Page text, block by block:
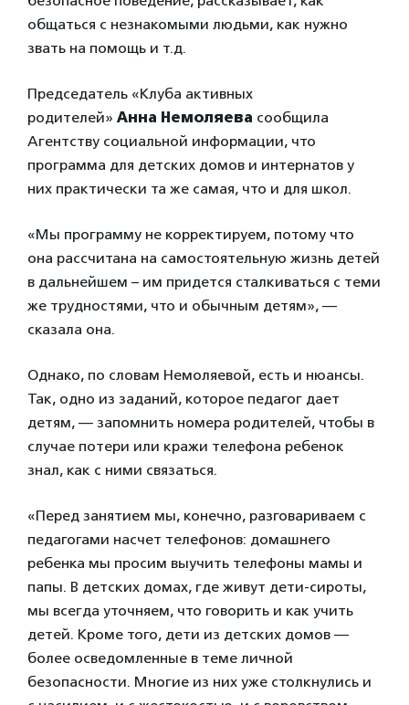
общаться с незнакомыми людьми, как нужно
звать на помощь и т.д.
Председатель «Клуба активных
родителей» Анна Немоляева сообщила
Агентству социальной информации, что
программа для детских домов и интернатов у
них практически та же самая, что и для школ.
«Мы программу не корректируем, потому что
она рассчитана на самостоятельную жизнь детей
в дальнейшем – им придется сталкиваться с теми
же трудностями, что и обычным детям», —
сказала она.
Однако, по словам Немоляевой, есть и нюансы.
Так, одно из заданий, которое педагог дает
детям, — запомнить номера родителей, чтобы в
случае потери или кражи телефона ребенок
знал, как с ними связаться.
«Перед занятием мы, конечно, разговариваем с
педагогами насчет телефонов: домашнего
ребенка мы просим выучить телефоны мамы и
папы. В детских домах, где живут дети-сироты,
мы всегда уточняем, что говорить и как учить
детей. Кроме того, дети из детских домов —
более осведомленные в теме личной
безопасности. Многие из них уже столкнулись и